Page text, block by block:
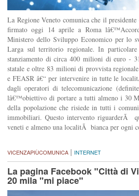
La Regione Veneto comunica che il
firmato oggi 14 aprile a Roma
Ministero dello Sviluppo Economico per lo
Larga sul territorio regionale. In
stanziamento di circa 400 milioni di euro -
statale e oltre 83 milioni di provvista
e FEASR â€“ per intervenire in tutte le
dagli operatori di telecomunicazione
lâ€™obiettivo di portare a tutti almeno i 30
della popolazione che risiede in tutti i
immobiliari. Questo intervento riguarderÃ
veneti e almeno una localitÃ bianca per ogni
VICENZAPIÙCOMUNICA | INTERNET
La pagina Facebook "Città di
20 mila "mi piace"